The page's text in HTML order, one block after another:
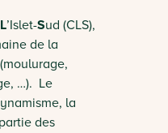
L’Islet-Sud (CLS),
de la
…). Le
la
des